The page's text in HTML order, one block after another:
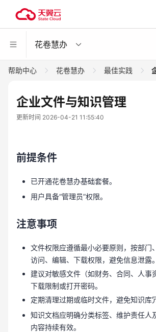
花卷慧办
帮助中心 花卷慧办 最佳实践
企业文件与知识管理
更新时间 2026-04-21 11:55:40
前提条件
已开通花卷慧办基础套餐。
用户具备“管理员”权限。
注意事项
文件权限应遵循最小必要原则，按部门
访问、编辑、下载权限，避免信息泄露。
建议对敏感文件（如财务、合同、人事
下载限制或打开密码。
定期清理过期或临时文件，避免知识库
知识文档应明确分类标签、维护责任人
内容持续有效。